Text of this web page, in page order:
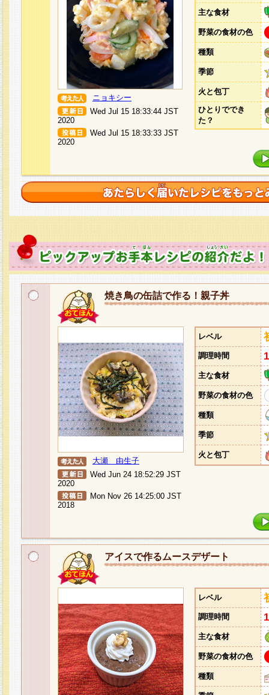
ニョキシー
Wed Jul 15 18:33:44 JST
2020
Wed Jul 15 18:33:33 JST
2020
主な食材
野菜の食材の色
種類
季節
火と包丁
ひとりででき
た？
焼き鳥の缶詰で作る！親子丼
大瀬 由生子
Wed Jun 24 18:52:29 JST
2020
Mon Nov 26 14:25:00 JST
2018
レベル
調理時間
主な食材
野菜の食材の色
種類
季節
火と包丁
アイスで作るムースデザート
レベル
調理時間
主な食材
野菜の食材の色
種類